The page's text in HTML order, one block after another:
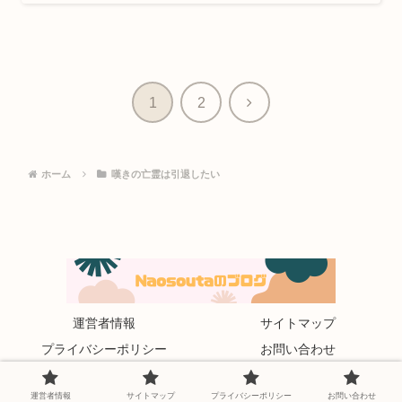
1 2 次
ホーム 嘆きの亡霊は引退したい
運営者情報
サイトマップ
プライバシーポリシー
お問い合わせ
© 2022 Naosoutaのブログ.
運営者情報 サイトマップ プライバシーポリシー お問い合わせ